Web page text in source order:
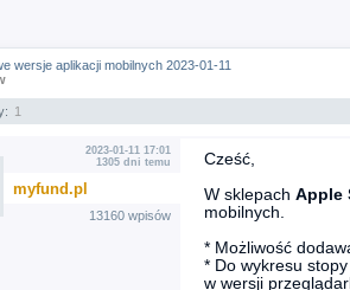
wersje aplikacji mobilnych 2023-01-11
1
2023-01-11 17:01
1305 dni temu
myfund.pl
13160 wpisów
Cześć,
W sklepach Apple
mobilnych.
* Możliwość
* Do wykresu
w wersji